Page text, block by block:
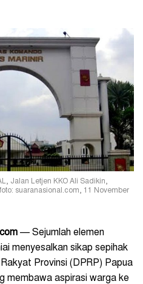
Jalan Letjen KKO Ali Sadikin,
suaranasional.com, 11 November
— Sejumlah elemen
menyesalkan sikap sepihak
Provinsi (DPRP) Papua
membawa aspirasi warga ke